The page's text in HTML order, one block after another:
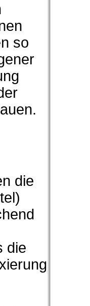
so
die
die